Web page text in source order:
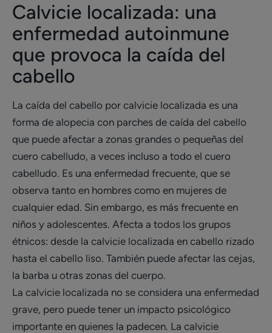
Calvicie localizada: una
enfermedad autoinmune
que provoca la caída del
cabello
La caída del cabello por calvicie localizada es una
forma de alopecia con parches de caída del cabello
que puede afectar a zonas grandes o pequeñas del
cuero cabelludo, a veces incluso a todo el cuero
cabelludo. Es una enfermedad frecuente, que se
observa tanto en hombres como en mujeres de
cualquier edad. Sin embargo, es más frecuente en
niños y adolescentes. Afecta a todos los grupos
étnicos: desde la calvicie localizada en cabello rizado
hasta el cabello liso. También puede afectar las cejas,
la barba u otras zonas del cuerpo.
La calvicie localizada no se considera una enfermedad
grave, pero puede tener un impacto psicológico
importante en quienes la padecen. La calvicie